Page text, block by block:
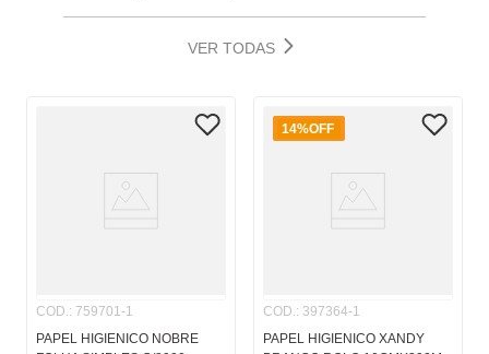
VER TODAS
COD.: 759701-1
PAPEL HIGIENICO NOBRE
14%OFF
COD.: 397364-1
PAPEL HIGIENICO XANDY